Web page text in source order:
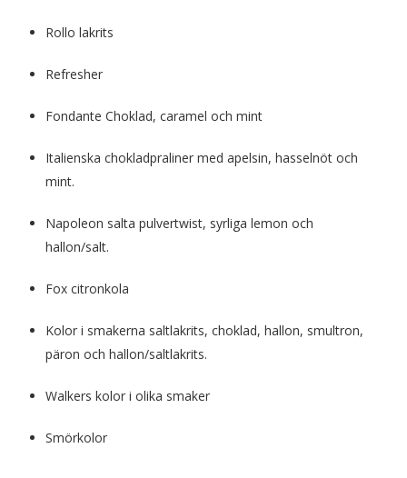
Rollo lakrits
Refresher
Fondante Choklad, caramel och mint
Italienska chokladpraliner med apelsin, hasselnöt och
mint.
Napoleon salta pulvertwist, syrliga lemon och
hallon/salt.
Fox citronkola
Kolor i smakerna saltlakrits, choklad, hallon, smultron,
päron och hallon/saltlakrits.
Walkers kolor i olika smaker
Smörkolor